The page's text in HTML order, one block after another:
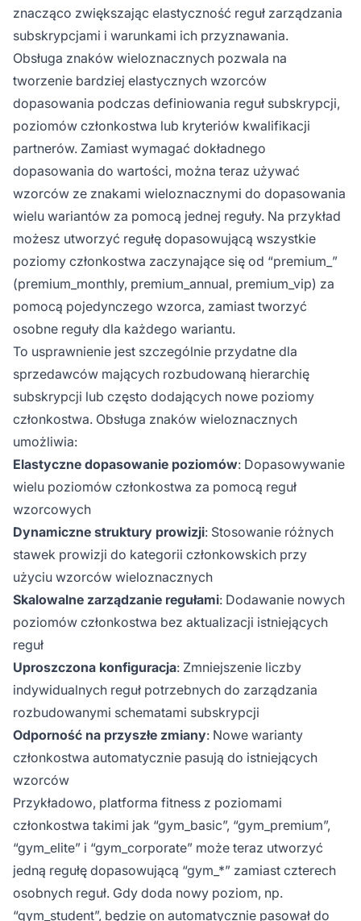
znacząco zwiększając elastyczność reguł zarządzania
subskrypcjami i warunkami ich przyznawania.
Obsługa znaków wieloznacznych pozwala na
tworzenie bardziej elastycznych wzorców
dopasowania podczas definiowania reguł subskrypcji,
poziomów członkostwa lub kryteriów kwalifikacji
partnerów. Zamiast wymagać dokładnego
dopasowania do wartości, można teraz używać
wzorców ze znakami wieloznacznymi do dopasowania
wielu wariantów za pomocą jednej reguły. Na przykład
możesz utworzyć regułę dopasowującą wszystkie
poziomy członkostwa zaczynające się od “premium_”
(premium_monthly, premium_annual, premium_vip) za
pomocą pojedynczego wzorca, zamiast tworzyć
osobne reguły dla każdego wariantu.
To usprawnienie jest szczególnie przydatne dla
sprzedawców mających rozbudowaną hierarchię
subskrypcji lub często dodających nowe poziomy
członkostwa. Obsługa znaków wieloznacznych
umożliwia:
Elastyczne dopasowanie poziomów: Dopasowywanie
wielu poziomów członkostwa za pomocą reguł
wzorcowych
Dynamiczne struktury prowizji: Stosowanie różnych
stawek prowizji do kategorii członkowskich przy
użyciu wzorców wieloznacznych
Skalowalne zarządzanie regułami: Dodawanie nowych
poziomów członkostwa bez aktualizacji istniejących
reguł
Uproszczona konfiguracja: Zmniejszenie liczby
indywidualnych reguł potrzebnych do zarządzania
rozbudowanymi schematami subskrypcji
Odporność na przyszłe zmiany: Nowe warianty
członkostwa automatycznie pasują do istniejących
wzorców
Przykładowo, platforma fitness z poziomami
członkostwa takimi jak “gym_basic”, “gym_premium”,
“gym_elite” i “gym_corporate” może teraz utworzyć
jedną regułę dopasowującą “gym_*” zamiast czterech
osobnych reguł. Gdy doda nowy poziom, np.
“gym_student”, będzie on automatycznie pasował do